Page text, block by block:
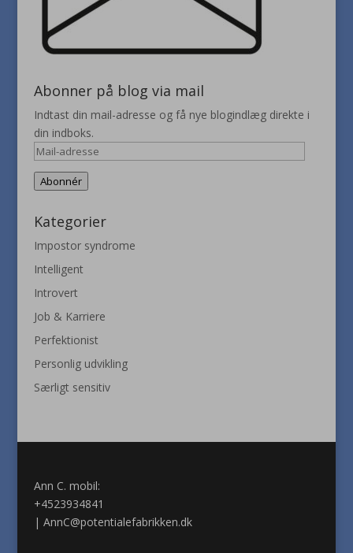
Abonner på blog via mail
Indtast din mail-adresse og få nye blogindlæg direkte i
din indboks.
Mail-
adresse
Abonnér
Kategorier
Impostor syndrome
Intelligent
Introvert
Job & Karriere
Perfektionist
Personlig udvikling
Særligt sensitiv
Ann C. mobil:
+4523934841
| AnnC@potentialefabrikken.dk